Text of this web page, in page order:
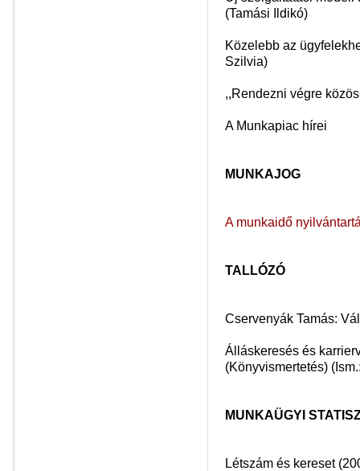
(Tamási Ildikó)
Közelebb az
Szilvia)
,,Rendezni végre
A Munkapiac hírei
MUNKAJOG
A munkaidő
TALLÓZÓ
Cservenyák Tamás:
Álláskeresés és
(Könyvismertetés)
MUNKAÜGYI
Létszám és kereset